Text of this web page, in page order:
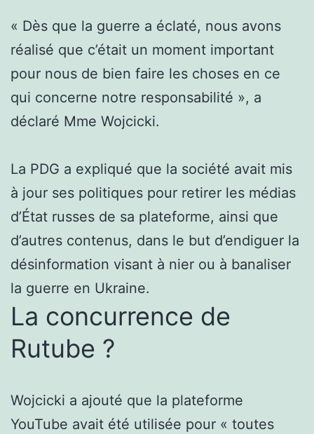
« Dès que la guerre a éclaté, nous avons
réalisé que c’était un moment important
pour nous de bien faire les choses en ce
qui concerne notre responsabilité », a
déclaré Mme Wojcicki.
La PDG a expliqué que la société avait mis
à jour ses politiques pour retirer les médias
d’État russes de sa plateforme, ainsi que
d’autres contenus, dans le but d’endiguer la
désinformation visant à nier ou à banaliser
la guerre en Ukraine.
La concurrence de
Rutube ?
Wojcicki a ajouté que la plateforme
YouTube avait été utilisée pour « toutes